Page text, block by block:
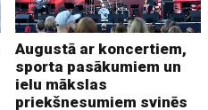
Augustā ar koncertiem,
sporta pasākumiem un
ielu mākslas
priekšnesumiem svinēs